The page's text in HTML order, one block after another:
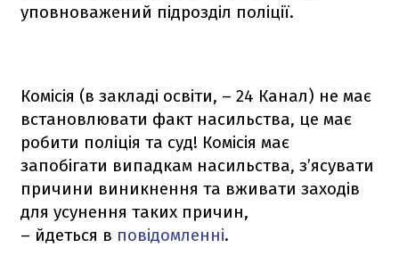
уповноважений підрозділ поліції.
Комісія (в закладі освіти, – 24 Канал) не має
встановлювати факт насильства, це має
робити поліція та суд! Комісія має
запобігати випадкам насильства, з’ясувати
причини виникнення та вживати заходів
для усунення таких причин,
– йдеться в повідомленні.